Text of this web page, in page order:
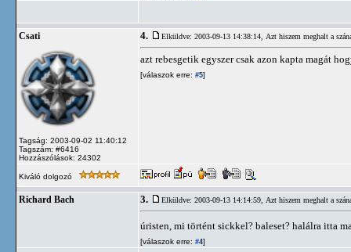
Csati
Tagság: 2003-09-02 11:40:12
Tagszám: #6416
Hozzászólások: 24302
4. Elküldve: 2003-09-13 14:38:14, Azt hiszem meghalt a
azt rebesgetik egyszer csak azon kapta magát
[válaszok erre: #5]
Kiváló dolgozó
Richard Bach 3. Elküldve: 2003-09-13 14:14:59, Azt hiszem meghalt a
úristen, mi történt sickkel? baleset? halálra itta
[válaszok erre: #4]